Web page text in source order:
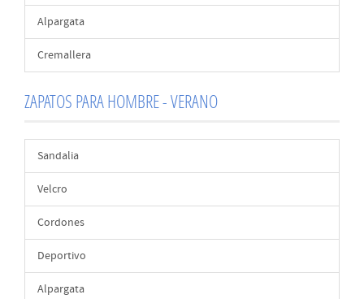
Alpargata
Cremallera
ZAPATOS PARA HOMBRE - VERANO
Sandalia
Velcro
Cordones
Deportivo
Alpargata